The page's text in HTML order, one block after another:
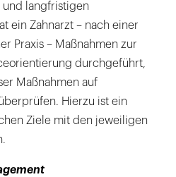
langfristigen
ein Zahnarzt – nach einer
Praxis – Maßnahmen zur
durchgeführt,
Maßnahmen auf
Hierzu ist ein
Ziele mit den jeweiligen